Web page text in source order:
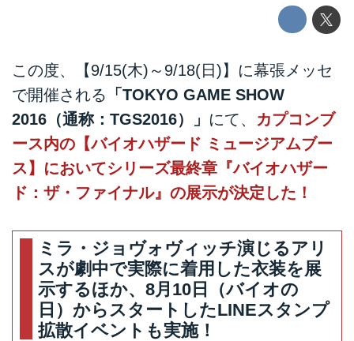
この度、【9/15(木)～9/18(日)】に幕張メッセ
で開催される 「TOKYO GAME SHOW
2016（通称：TGS2016）」 にて、 カプコンブ
ース内の【バイオハザード ミュージアムブー
ス】においてシリーズ最終章『バイオハザー
ド：ザ・ファイナル』の展示が決定した！
ミラ・ジョヴォヴィッチ演じるアリ
スが劇中で実際に着用した衣装を展
示するほか、8月10日（バイオの
日）からスタートしたLINEスタンプ
拡散イベントも実施！